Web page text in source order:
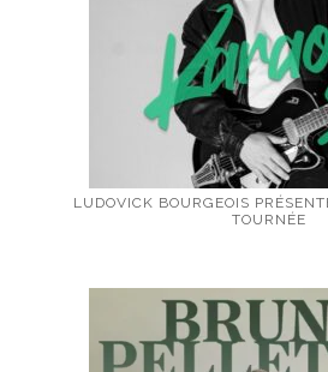
LUDOVICK BOURGEOIS
TOURNÉE